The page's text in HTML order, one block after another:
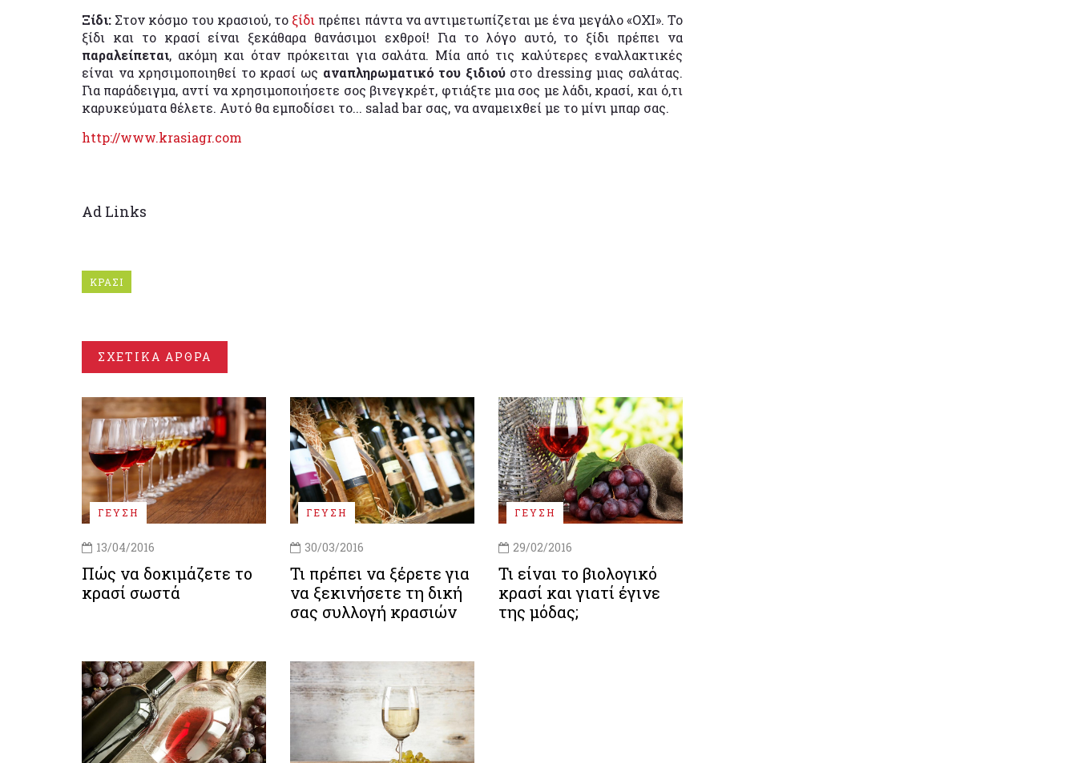
Ξίδι: Στον κόσμο του κρασιού, το ξίδι πρέπει πάντα να αντιμετωπίζεται με ένα μεγάλο «ΟΧΙ». Το
ξίδι και το κρασί είναι ξεκάθαρα θανάσιμοι εχθροί! Για το λόγο αυτό, το ξίδι πρέπει να
παραλείπεται, ακόμη και όταν πρόκειται για σαλάτα. Μία από τις καλύτερες εναλλακτικές
είναι να χρησιμοποιηθεί το κρασί ως αναπληρωματικό του ξιδιού στο dressing μιας σαλάτας.
Για παράδειγμα, αντί να χρησιμοποιήσετε σος βινεγκρέτ, φτιάξτε μια σος με λάδι, κρασί, και ό,τι
καρυκεύματα θέλετε. Αυτό θα εμποδίσει το... salad bar σας, να αναμειχθεί με το μίνι μπαρ σας.
http://www.krasiagr.com
Ad Links
ΚΡΑΣΙ
ΣΧΕΤΙΚΑ ΑΡΘΡΑ
ΓΕΥΣΗ
13/04/2016
Πώς να δοκιμάζετε το
κρασί σωστά
ΓΕΥΣΗ
30/03/2016
Τι πρέπει να ξέρετε για
να ξεκινήσετε τη δική
σας συλλογή κρασιών
ΓΕΥΣΗ
29/02/2016
Τι είναι το βιολογικό
κρασί και γιατί έγινε
της μόδας;